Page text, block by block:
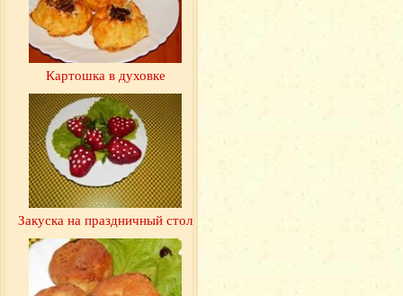
Картошка в духовке
Закуска на праздничный стол